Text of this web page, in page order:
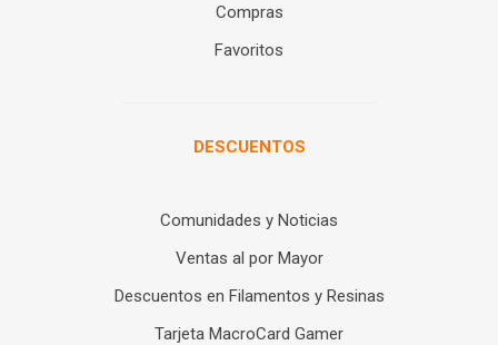
Compras
Favoritos
DESCUENTOS
Comunidades y Noticias
Ventas al por Mayor
Descuentos en Filamentos y Resinas
Tarjeta MacroCard Gamer